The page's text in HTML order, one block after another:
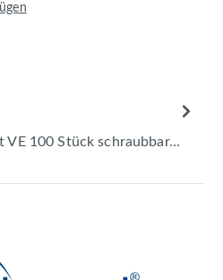
VE 100 Stück schraubbar…